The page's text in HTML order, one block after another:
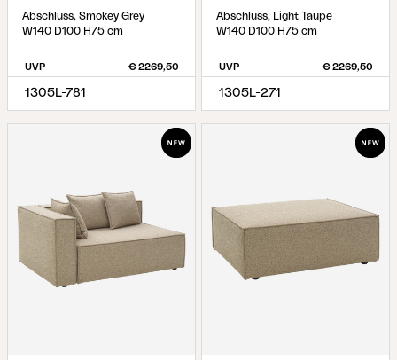
Abschluss, Smokey Grey
W140 D100 H75 cm
UVP € 2269,50
1305L-781
Abschluss, Light Taupe
W140 D100 H75 cm
UVP € 2269,50
1305L-271